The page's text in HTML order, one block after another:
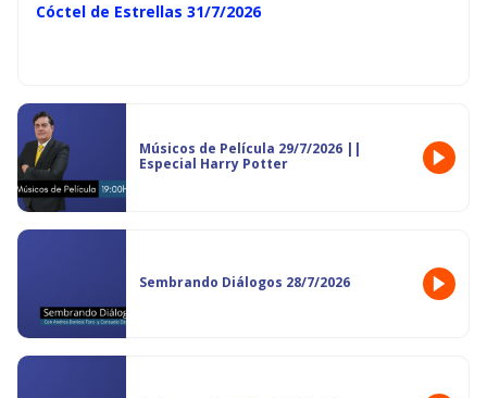
Cóctel de Estrellas 31/7/2026
Músicos de Película 29/7/2026 ||
Especial Harry Potter
Sembrando Diálogos 28/7/2026